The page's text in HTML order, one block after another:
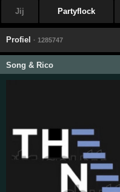
Jij Partyflock
Profiel · 1285747
Song & Rico